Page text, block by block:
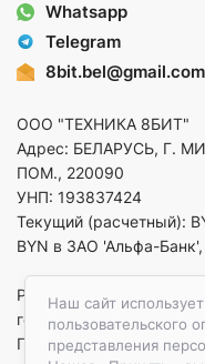
Наш сайт
пользовательского
представления
Whatsapp
Telegram
8bit.bel@gmail.com
ООО "ТЕХНИКА 8БИТ"
Адрес: БЕЛАРУСЬ, Г.
ПОМ., 220090
УНП: 193837424
Текущий (расчетный):
BYN в ЗАО 'Альфа-
Регистрация в
горисполком
По вопросам защиты